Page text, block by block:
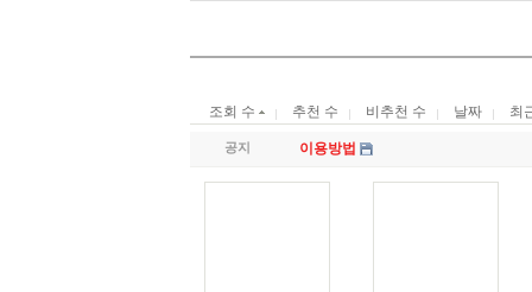
조회 수 추천 수 비추천 수 날짜 최
공지 이용방법